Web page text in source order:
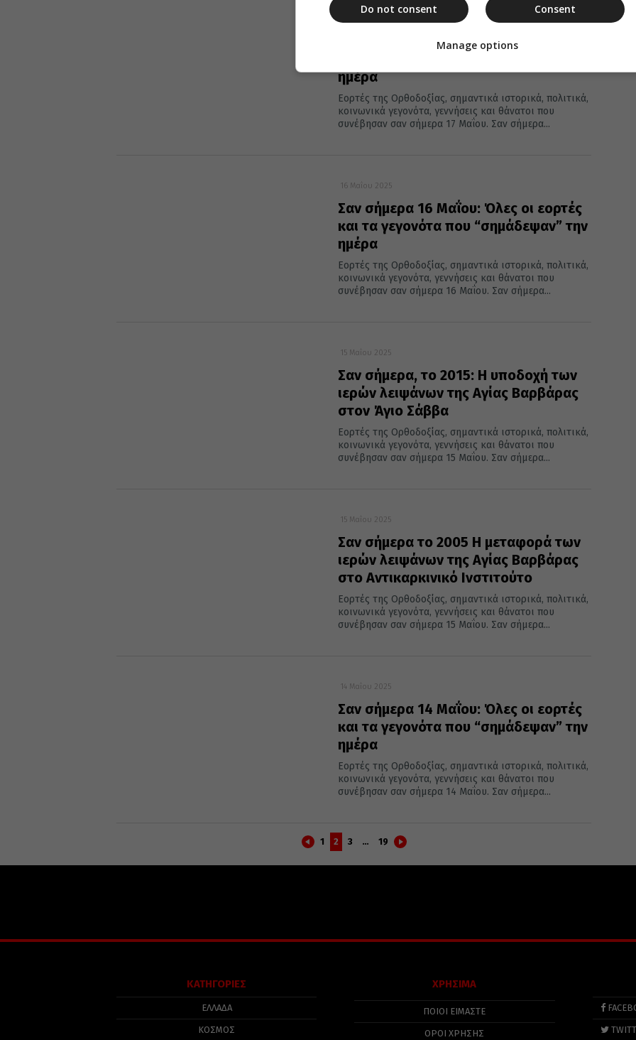
Σαν σήμερα 17 Μαΐου: Όλες οι εορτές
ημέρα
Εορτές της Ορθοδοξίας, σημαντικά ιστορικά, πολιτικά,
κοινωνικά γεγονότα, γεννήσεις και θάνατοι που
συνέβησαν σαν σήμερα 17 Μαΐου. Σαν σήμερα...
16 Μαΐου 2025
Σαν σήμερα 16 Μαΐου: Όλες οι εορτές
και τα γεγονότα που “σημάδεψαν” την
ημέρα
Εορτές της Ορθοδοξίας, σημαντικά ιστορικά, πολιτικά,
κοινωνικά γεγονότα, γεννήσεις και θάνατοι που
συνέβησαν σαν σήμερα 16 Μαΐου. Σαν σήμερα...
15 Μαΐου 2025
Σαν σήμερα, το 2015: Η υποδοχή των
ιερών λειψάνων της Αγίας Βαρβάρας
στον Άγιο Σάββα
Εορτές της Ορθοδοξίας, σημαντικά ιστορικά, πολιτικά,
κοινωνικά γεγονότα, γεννήσεις και θάνατοι που
συνέβησαν σαν σήμερα 15 Μαΐου. Σαν σήμερα...
15 Μαΐου 2025
Σαν σήμερα το 2005 Η μεταφορά των
ιερών λειψάνων της Αγίας Βαρβάρας
στο Αντικαρκινικό Ινστιτούτο
Εορτές της Ορθοδοξίας, σημαντικά ιστορικά, πολιτικά,
κοινωνικά γεγονότα, γεννήσεις και θάνατοι που
συνέβησαν σαν σήμερα 15 Μαΐου. Σαν σήμερα...
14 Μαΐου 2025
Σαν σήμερα 14 Μαΐου: Όλες οι εορτές
και τα γεγονότα που “σημάδεψαν” την
ημέρα
Εορτές της Ορθοδοξίας, σημαντικά ιστορικά, πολιτικά,
κοινωνικά γεγονότα, γεννήσεις και θάνατοι που
συνέβησαν σαν σήμερα 14 Μαΐου. Σαν σήμερα...
1 2 3 … 19
ΚΑΤΗΓΟΡΙΕΣ
ΕΛΛΑΔΑ
ΚΟΣΜΟΣ
ΧΡΗΣΙΜΑ
ΠΟΙΟΙ ΕΙΜΑΣΤΕ
ΟΡΟΙ ΧΡΗΣΗΣ
Consent
Do not consent
Manage options